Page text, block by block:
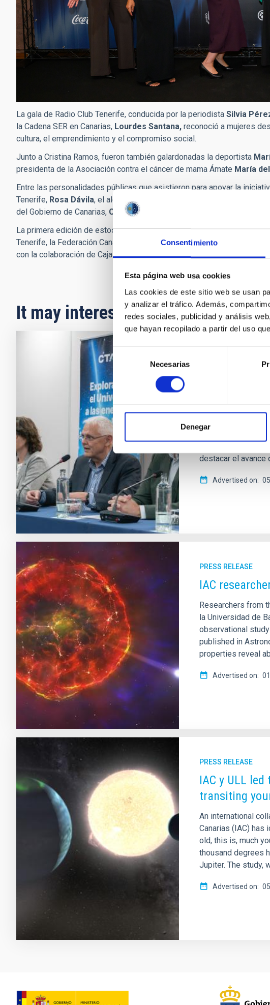
Consentimiento
Esta página web usa cookies
Las cookies de este sitio web se usan
y analizar el tráfico. Además,
redes sociales, publicidad y análisis
que hayan recopilado a partir del uso
Selección
consentimiento
Necesarias
Denegar
La gala de Radio Club Tenerife, conducida por la periodista Silvia
la Cadena SER en Canarias, Lourdes Santana, reconoció a mujeres
cultura, el emprendimiento y el compromiso social.
Junto a Cristina Ramos, fueron también galardonadas la deportista
presidenta de la Asociación contra el cáncer de mama Ámate María
Entre las personalidades públicas que asistieron para apoyar la
Tenerife, Rosa Dávila, el alcalde de Santa Cruz de Tenerife,
del Gobierno de Canarias, Candelaria Delgado
La primera edición de estos premios cuenta con el patrocinio del
Tenerife, la Federación Canaria de Municipios y el área de políticas
con la colaboración de Cajasiete y Cocacola.
It may interest you
The Roque
telescopes in
El Cherenkov
potente del
celebrada en Santa
ERIC), la
destacar el avance
Advertised on
PRESS RELEASE
IAC
Researchers from
la Universidad de
observational
published in
properties reveal
Advertised on
PRESS RELEASE
IAC y ULL
transiting
An international
Canarias (IAC)
old, this is, much
thousand degrees
Jupiter. The study,
Advertised on